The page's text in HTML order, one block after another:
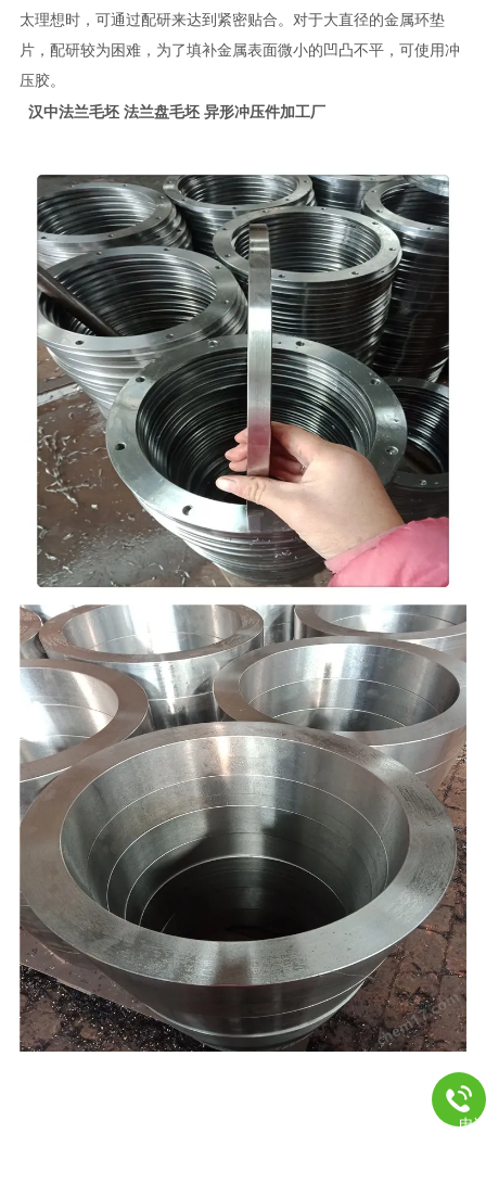
太理想时，可通过配研来达到紧密贴合。对于大直径的金属环垫
片，配研较为困难，为了填补金属表面微小的凹凸不平，可使用冲
压胶。
汉中法兰毛坯 法兰盘毛坯 异形冲压件加工厂
学的管理，和完务体系承揽国内几十项大型工程的管件生产外
电